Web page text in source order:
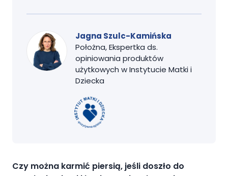
Jagna Szulc-Kamińska
Położna, Ekspertka ds.
opiniowania produktów
użytkowych w Instytucie Matki i
Dziecka
Czy można karmić piersią, jeśli doszło do